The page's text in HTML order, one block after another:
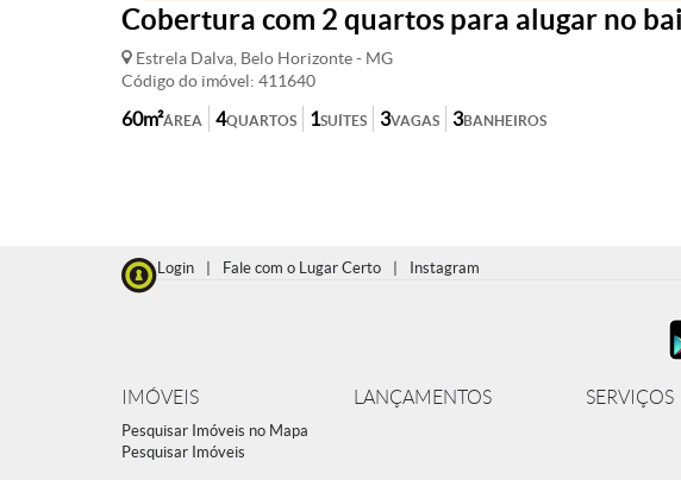
Cobertura com 2 quartos para alugar no
Estrela Dalva, Belo Horizonte - MG
Código do imóvel: 411640
ÁREA
60m² QUARTOS
4 SUÍTES
1 VAGAS
3 BANHEIROS
3
Login | Fale com o Lugar Certo | Instagram
IMÓVEIS
Pesquisar Imóveis no Mapa
Pesquisar Imóveis
LANÇAMENTOS SERVIÇOS